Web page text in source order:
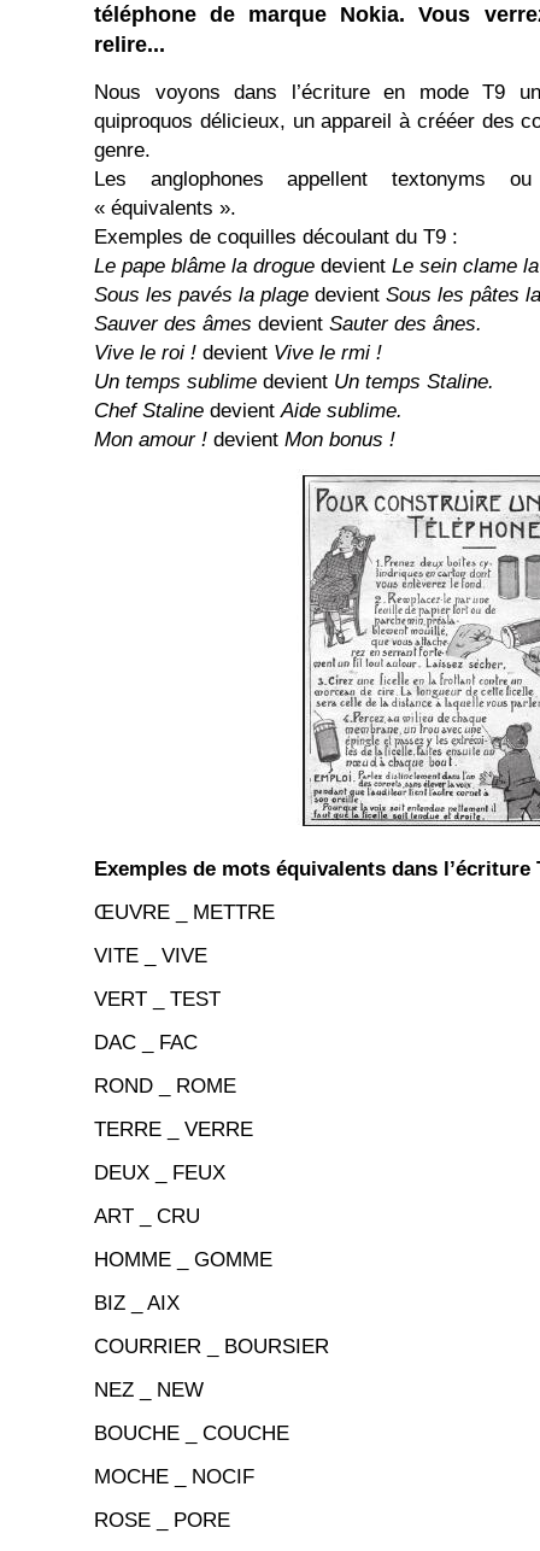
téléphone de marque Nokia. Vous
relire...
Nous voyons dans l’écriture en mode T9
quiproquos délicieux, un appareil à crééer des
genre.
Les anglophones appellent textonyms
« équivalents ».
Exemples de coquilles découlant du T9 :
Le pape blâme la drogue devient Le sein clame
Sous les pavés la plage devient Sous les pâtes
Sauver des âmes devient Sauter des ânes.
Vive le roi ! devient Vive le rmi !
Un temps sublime devient Un temps Staline.
Chef Staline devientAide sublime.
Mon amour ! devient Mon bonus !
Exemples de mots équivalents dans l’écriture
ŒUVRE _ METTRE
VITE _ VIVE
VERT _ TEST
DAC _ FAC
ROND _ ROME
TERRE _ VERRE
DEUX _ FEUX
ART _ CRU
HOMME _ GOMME
BIZ _ AIX
COURRIER _ BOURSIER
NEZ _ NEW
BOUCHE _ COUCHE
MOCHE _ NOCIF
ROSE _ PORE